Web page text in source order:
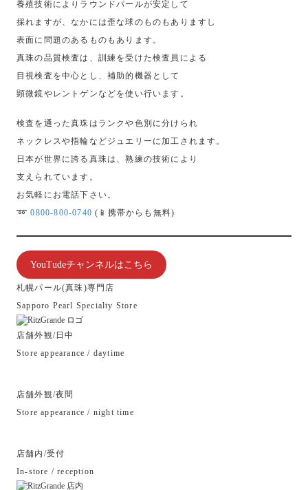
養殖技術によりラウンドパールが安定して
採れますが、なかには歪な球のものもありますし
表面に問題のあるものもあります。
真珠の品質検査は、訓練を受けた検査員による
目視検査を中心とし、補助的機器として
顕微鏡やレントゲンなどを使い行います。
検査を通った真珠はランクや色別に分けられ
ネックレスや指輪などジュエリーに加工されます。
日本が世界に誇る真珠は、熟練の技術により
支えられています。
お気軽にお電話下さい。
➿0800-800-0740 (📱携帯からも無料)
YouTudeチャンネルはこちら
札幌パール(真珠)専門店
Sapporo Pearl Specialty Store
店舗外観/日中
Store appearance / daytime
店舗外観/夜間
Store appearance / night time
店舗内/受付
In-store / reception